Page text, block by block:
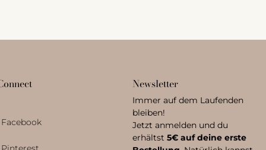
Facebook
Newsletter
Immer auf dem Laufenden
bleiben!
Jetzt anmelden und du
erhältst5€ auf deine erste